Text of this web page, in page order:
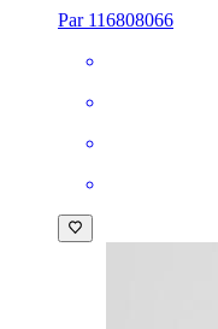
Par 116808066